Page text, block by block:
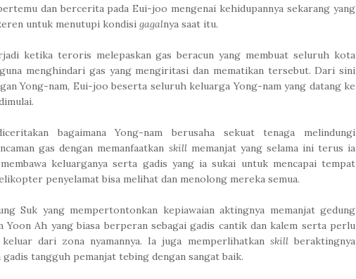
dan bercerita pada Eui-joo mengenai kehidupannya sekarang yang
untuk menutupi kondisi gagalnya saat itu.
ketika teroris melepaskan gas beracun yang membuat seluruh kota
menghindari gas yang mengiritasi dan mematikan tersebut. Dari sini
Yong-nam, Eui-joo beserta seluruh keluarga Yong-nam yang datang ke
bagaimana Yong-nam berusaha sekuat tenaga melindungi
gas dengan memanfaatkan skillmemanjat yang selama ini terus ia
keluarganya serta gadis yang ia sukai untuk mencapai tempat
penyelamat bisa melihat dan menolong mereka semua.
Suk yang mempertontonkan kepiawaian aktingnya memanjat gedung
Yoon Ah yang biasa berperan sebagai gadis cantik dan kalem serta perlu
dari zona nyamannya. Ia juga memperlihatkan skillberaktingnya
gadis tangguh pemanjat tebing dengan sangat baik.